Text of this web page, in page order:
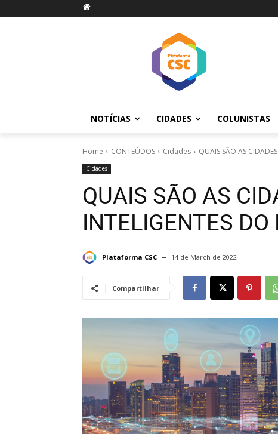
NOTÍCIAS CIDADES COLUNISTAS
Home CONTEÚDOS Cidades QUAIS SÃO AS
Cidades
QUAIS SÃO AS
INTELIGENTES DO
Plataforma CSC 14 de March de 2022
Compartilhar